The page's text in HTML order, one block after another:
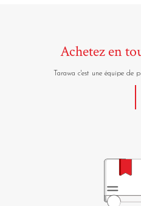
Achetez en
Tarawa c'est une équipe de